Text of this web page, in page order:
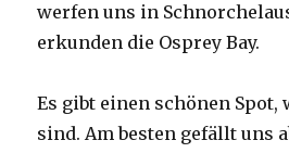
werfen uns in
erkunden die Osprey Bay.
Es gibt einen schönen Spot,
sind. Am besten gefällt uns